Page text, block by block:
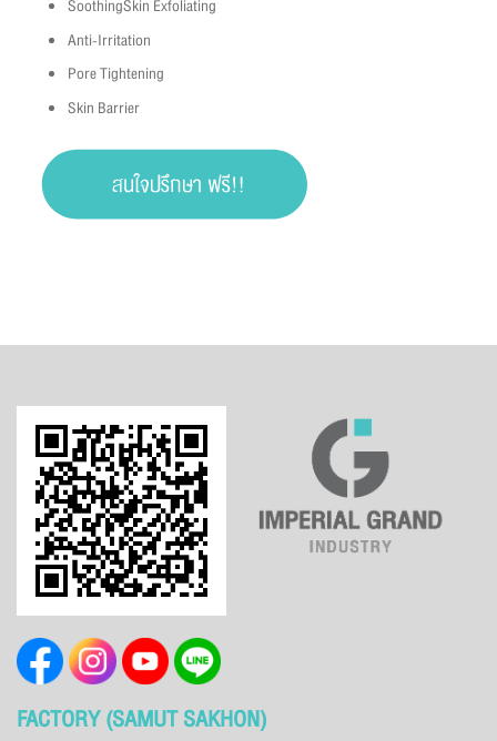
SoothingSkin Exfoliating
Anti-Irritation
Pore Tightening
Skin Barrier
FACTORY (SAMUT SAKHON)